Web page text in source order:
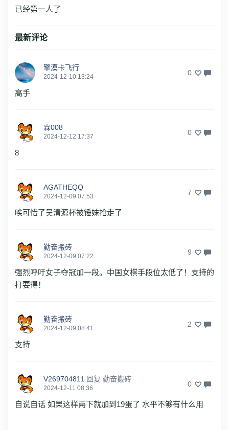
已经第一人了
最新评论
擎漠卡飞行
2024-12-10 13:24 0
高手
霖008
2024-12-12 17:37 0
8
AGATHEQQ
2024-12-09 07:53 7
唉可惜了吴清源杯被锤妹抢走了
勤奋搬砖
2024-12-09 07:22 9
强烈呼吁女子夺冠加一段。中国女棋手段位太低了！支持的
打要得！
勤奋搬砖
2024-12-09 08:41 2
支持
V269704811 回复 勤奋搬砖
2024-12-11 08:36 0
自说自话 如果这样两下就加到19蛋了 水平不够有什么用